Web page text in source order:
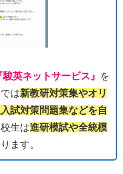
駿英ネットサービス』
を
は新教研対策集やオリ
試対策問題集などを自
生は進研模試や全統模
ます。